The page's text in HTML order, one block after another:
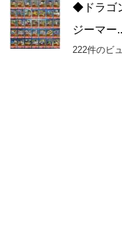
◆ドラゴ
ジーマー
222件のビ